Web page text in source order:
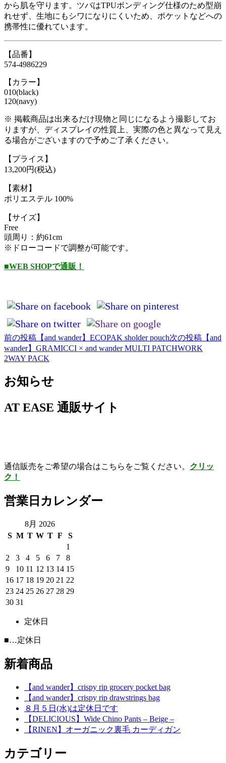
から肌を守ります。ツバはTPUボンディング仕様のため型崩
れせず、生地にもシワになりにくいため、ポケットなどへの
携帯性に優れています。
【品番】
574-4986229
【カラー】
010(black)
120(navy)
※ 掲載商品は出来るだけ現物と同じになるよう撮影してお
りますが、ディスプレイの性質上、実際の色と異なって見え
る場合がございますので予めご了承ください。
【プライス】
13,200円(税込)
【素材】
ポリエステル 100%
【サイズ】
Free
頭周り：約61cm
※ドローコードで調整が可能です。
■WEB SHOPで通販！
投
稿
ナ
ビ
ゲ
ン
前の投稿 【and wander】ECOPAK sholder pouch次の投稿 【and
wander】GRAMICCI × and wander MULTI PATCHWORK
2WAY PACK
お知らせ
AT EASE 通販サイト
通信販売をご希望の場合はこちらをご覧ください。 クリッ
ク！
営業日カレンダー
8月 2026
S M T W T F
S
1
2
3 4 5 6 7
8
9
10 11 12 13 14 15
16 17 18 19 20 21 22
23 24 25 26 27 28 29
30 31
定休日
■…定休日
新着商品
【and wander】crispy rip grocery pocket bag
【and wander】crispy rip drawstrings bag
８月５日(水)は定休日です
【DELICIOUS】Wide Chino Pants – Beige –
【RINEN】オーガニック裏毛 カーディガン
カテゴリー